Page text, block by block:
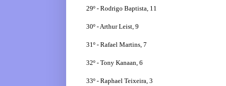
29º - Rodrigo Baptista, 11
30º - Arthur Leist, 9
31º - Rafael Martins, 7
32º - Tony Kanaan, 6
33º - Raphael Teixeira, 3